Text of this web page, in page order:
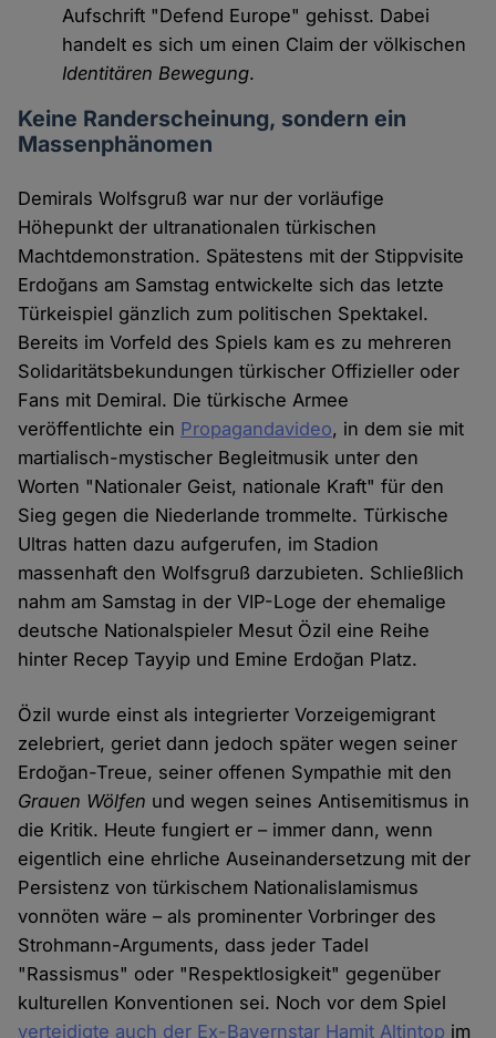
Aufschrift "Defend Europe" gehisst. Dabei
handelt es sich um einen Claim der völkischen
Identitären Bewegung.
Keine Randerscheinung, sondern ein
Massenphänomen
Demirals Wolfsgruß war nur der vorläufige
Höhepunkt der ultranationalen türkischen
Machtdemonstration. Spätestens mit der Stippvisite
Erdoğans am Samstag entwickelte sich das letzte
Türkeispiel gänzlich zum politischen Spektakel.
Bereits im Vorfeld des Spiels kam es zu mehreren
Solidaritätsbekundungen türkischer Offizieller oder
Fans mit Demiral. Die türkische Armee
veröffentlichte ein Propagandavideo, in dem sie mit
martialisch-mystischer Begleitmusik unter den
Worten "Nationaler Geist, nationale Kraft" für den
Sieg gegen die Niederlande trommelte. Türkische
Ultras hatten dazu aufgerufen, im Stadion
massenhaft den Wolfsgruß darzubieten. Schließlich
nahm am Samstag in der VIP-Loge der ehemalige
deutsche Nationalspieler Mesut Özil eine Reihe
hinter Recep Tayyip und Emine Erdoğan Platz.
Özil wurde einst als integrierter Vorzeigemigrant
zelebriert, geriet dann jedoch später wegen seiner
Erdoğan-Treue, seiner offenen Sympathie mit den
Grauen Wölfen und wegen seines Antisemitismus in
die Kritik. Heute fungiert er – immer dann, wenn
eigentlich eine ehrliche Auseinandersetzung mit der
Persistenz von türkischem Nationalislamismus
vonnöten wäre – als prominenter Vorbringer des
Strohmann-Arguments, dass jeder Tadel
"Rassismus" oder "Respektlosigkeit" gegenüber
kulturellen Konventionen sei. Noch vor dem Spiel
verteidigte auch der Ex-Bayernstar Hamit Altintop im